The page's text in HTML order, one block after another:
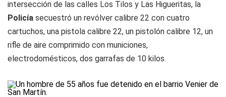
intersección de las calles Los Tilos y Las Higueritas, la
Policía secuestró un revólver calibre 22 con cuatro
cartuchos, una pistola calibre 22, un pistolón calibre 12, un
rifle de aire comprimido con municiones,
electrodomésticos, dos garrafas de 10 kilos.